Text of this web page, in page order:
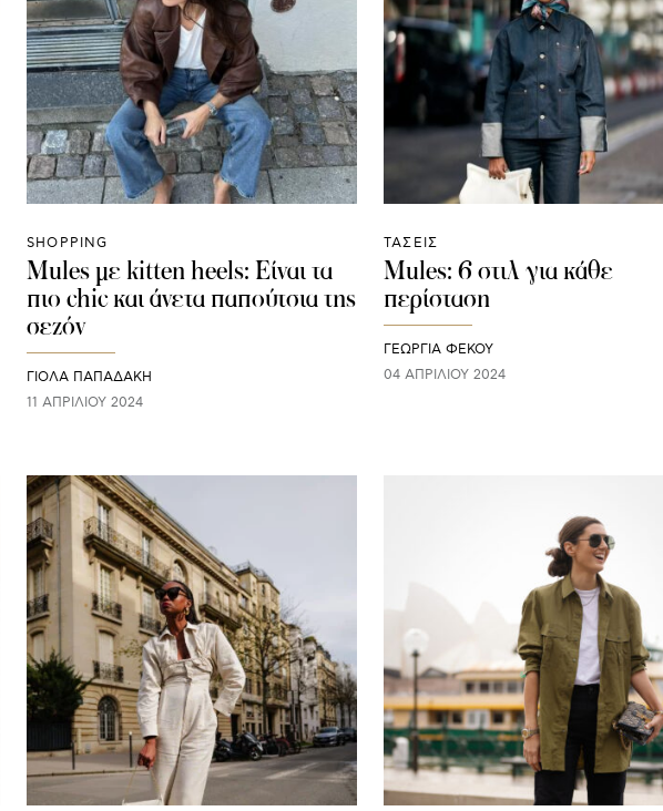
SHOPPING
Mules με kitten heels: Είναι τα
πιο chic και άνετα παπούτσια της
σεζόν
ΓΙΌΛΑ ΠΑΠΑΔΆΚΗ
11 ΑΠΡΙΛΊΟΥ 2024
ΤΑΣΕΙΣ
Mules: 6 στιλ για κάθε
περίσταση
ΓΕΩΡΓΙΑ ΦΕΚΟΥ
04 ΑΠΡΙΛΊΟΥ 2024